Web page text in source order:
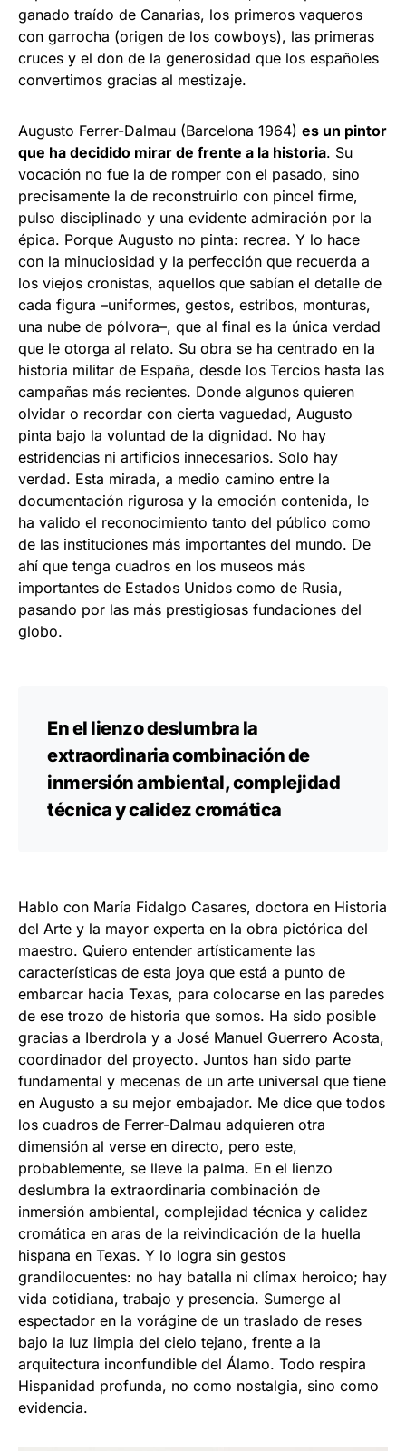
ganado traído de Canarias, los primeros vaqueros
con garrocha (origen de los cowboys), las primeras
cruces y el don de la generosidad que los españoles
convertimos gracias al mestizaje.
Augusto Ferrer-Dalmau (Barcelona 1964) es un pintor
que ha decidido mirar de frente a la historia. Su
vocación no fue la de romper con el pasado, sino
precisamente la de reconstruirlo con pincel firme,
pulso disciplinado y una evidente admiración por la
épica. Porque Augusto no pinta: recrea. Y lo hace
con la minuciosidad y la perfección que recuerda a
los viejos cronistas, aquellos que sabían el detalle de
cada figura –uniformes, gestos, estribos, monturas,
una nube de pólvora–, que al final es la única verdad
que le otorga al relato. Su obra se ha centrado en la
historia militar de España, desde los Tercios hasta las
campañas más recientes. Donde algunos quieren
olvidar o recordar con cierta vaguedad, Augusto
pinta bajo la voluntad de la dignidad. No hay
estridencias ni artificios innecesarios. Solo hay
verdad. Esta mirada, a medio camino entre la
documentación rigurosa y la emoción contenida, le
ha valido el reconocimiento tanto del público como
de las instituciones más importantes del mundo. De
ahí que tenga cuadros en los museos más
importantes de Estados Unidos como de Rusia,
pasando por las más prestigiosas fundaciones del
globo.
En el lienzo deslumbra la
extraordinaria combinación de
inmersión ambiental, complejidad
técnica y calidez cromática
Hablo con María Fidalgo Casares, doctora en Historia
del Arte y la mayor experta en la obra pictórica del
maestro. Quiero entender artísticamente las
características de esta joya que está a punto de
embarcar hacia Texas, para colocarse en las paredes
de ese trozo de historia que somos. Ha sido posible
gracias a Iberdrola y a José Manuel Guerrero Acosta,
coordinador del proyecto. Juntos han sido parte
fundamental y mecenas de un arte universal que tiene
en Augusto a su mejor embajador. Me dice que todos
los cuadros de Ferrer-Dalmau adquieren otra
dimensión al verse en directo, pero este,
probablemente, se lleve la palma. En el lienzo
deslumbra la extraordinaria combinación de
inmersión ambiental, complejidad técnica y calidez
cromática en aras de la reivindicación de la huella
hispana en Texas. Y lo logra sin gestos
grandilocuentes: no hay batalla ni clímax heroico; hay
vida cotidiana, trabajo y presencia. Sumerge al
espectador en la vorágine de un traslado de reses
bajo la luz limpia del cielo tejano, frente a la
arquitectura inconfundible del Álamo. Todo respira
Hispanidad profunda, no como nostalgia, sino como
evidencia.